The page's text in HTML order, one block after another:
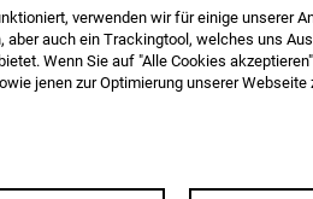
- Leitung: Jörg Langer
verwenden wir für einige unserer
aber auch ein Trackingtool, welches uns
Wenn Sie auf "Alle Cookies
jenen zur Optimierung unserer